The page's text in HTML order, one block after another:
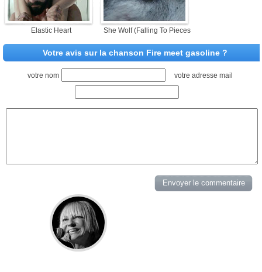
Elastic Heart She Wolf (Falling To Pieces)
Votre avis sur la chanson Fire meet gasoline ?
votre nom votre adresse mail